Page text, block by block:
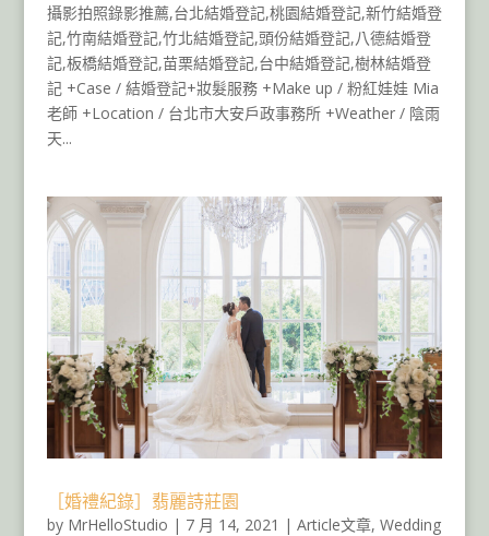
攝影拍照錄影推薦,台北結婚登記,桃園結婚登記,新竹結婚登
記,竹南結婚登記,竹北結婚登記,頭份結婚登記,八德結婚登
記,板橋結婚登記,苗栗結婚登記,台中結婚登記,樹林結婚登
記 +Case / 結婚登記+妝髮服務 +Make up / 粉紅娃娃 Mia
老師 +Location / 台北市大安戶政事務所 +Weather / 陰雨
天...
［婚禮紀錄］翡麗詩莊園
by MrHelloStudio | 7 月 14, 2021 | Article文章, Wedding